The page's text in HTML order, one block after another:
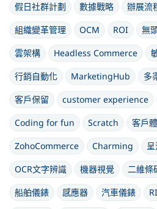
假日社群計劃
數據戰略 辦展流
組織變革管理
OCM ROI 無
雲架構
Headless Commerce
行銷自動化
MarketingHub 多
客戶保留
customer experience
Coding for fun
Scratch 客戶
ZohoCommerce
Charming
OCR文字辨識
機器視覺 二維條
船舶儀錶
感應器 汽車儀錶